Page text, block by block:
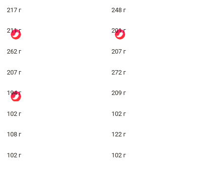
217 г 248 г
211 г 201 г
262 г 207 г
207 г 272 г
194 г 209 г
102 г 102 г
108 г 122 г
102 г 102 г